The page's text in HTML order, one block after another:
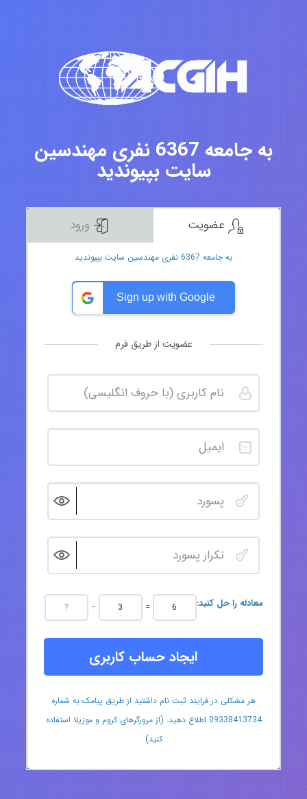
به جامعه 6367 نفری مهندسین
سایت بپیوندید
به جامعه 6367 نفری مهندسین سایت بپیوندید
Sign up with Google
عضویت از طریق فرم
:معادله را حل کنید − =
ایجاد حساب کاربری
هر مشکلی در فرایند ثبت نام داشتید از طریق پیامک به شماره
09338413734 اطلاع دهید. (از مرورگرهای کروم و موزیلا استفاده
کنید)